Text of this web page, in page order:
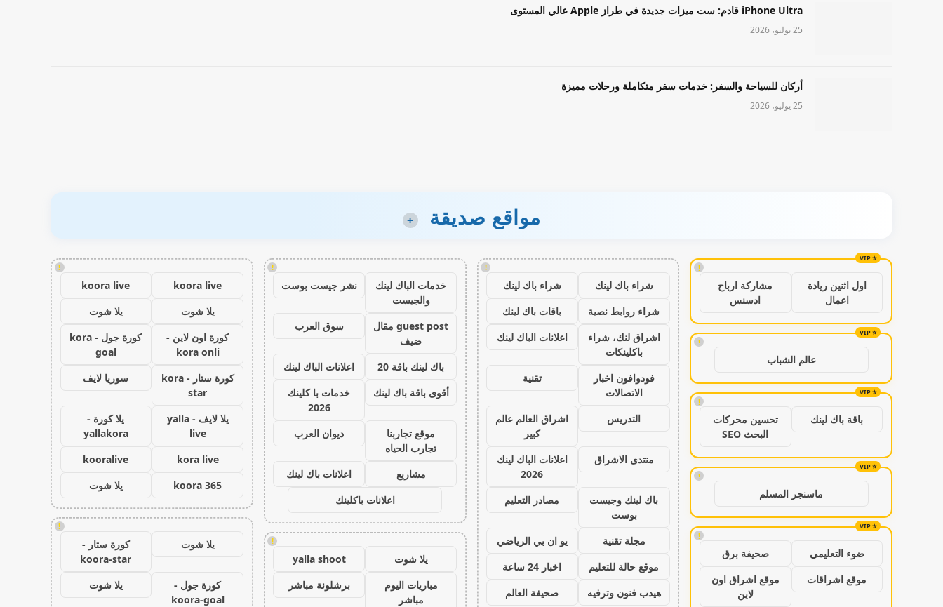
iPhone Ultra قادم: ست ميزات جديدة في طراز Apple عالي المستوى
25 يوليو، 2026
أركان للسياحة والسفر: خدمات سفر متكاملة ورحلات مميزة
25 يوليو، 2026
مواقع صديقة +
!
اول اثنين ريادة
اعمال
مشاركة ارباح
ادسنس
!
عالم الشباب
!
باقة باك لينك
تحسين محركات
البحث SEO
!
ماسنجر المسلم
!
ضوء التعليمي
صحيفة برق
موقع اشراقات
موقع اشراق اون
لاين
!
شراء باك لينك
شراء باك لينك
شراء روابط نصية
باقات باك لينك
اشراق لنك، شراء
باكلينكات
اعلانات الباك لينك
فودوافون اخبار
الاتصالات
تقنية
التدريس
اشراق العالم عالم
كبير
منتدى الاشراق
اعلانات الباك لينك
2026
باك لينك وجيست
بوست
مصادر التعليم
مجلة تقنية
يو ان بي الرياضي
موقع حالة للتعليم
اخبار 24 ساعة
هيدب فنون وترفيه
صحيفة العالم
!
خدمات الباك لينك
والجيست
نشر جيست بوست
guest post مقال
ضيف
سوق العرب
باك لينك باقة 20
اعلانات الباك لينك
أقوى باقة باك لينك
خدمات با كلينك
2026
موقع تجاربنا
تجارب الحياه
ديوان العرب
مشاريع
اعلانات باك لينك
اعلانات باكلينك
!
يلا شوت
yalla shoot
مباريات اليوم
مباشر
برشلونة مباشر
!
koora live
koora live
يلا شوت
يلا شوت
كورة اون لاين -
kora onli
كورة جول - kora
goal
كورة ستار - kora
star
سوريا لايف
يلا لايف - yalla
live
يلا كورة -
yallakora
kora live
kooralive
koora 365
يلا شوت
!
يلا شوت
كورة ستار -
koora-star
كورة جول -
koora-goal
يلا شوت